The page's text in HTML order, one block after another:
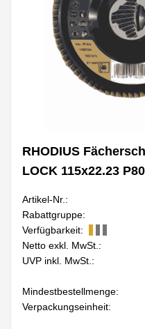
RHODIUS
LOCK 115x22.23
Artikel-Nr.:
Rabattgruppe:
Verfügbarkeit:
Netto exkl. MwSt.:
UVP inkl. MwSt.:
Mindestbestellmenge:
Verpackungseinheit: